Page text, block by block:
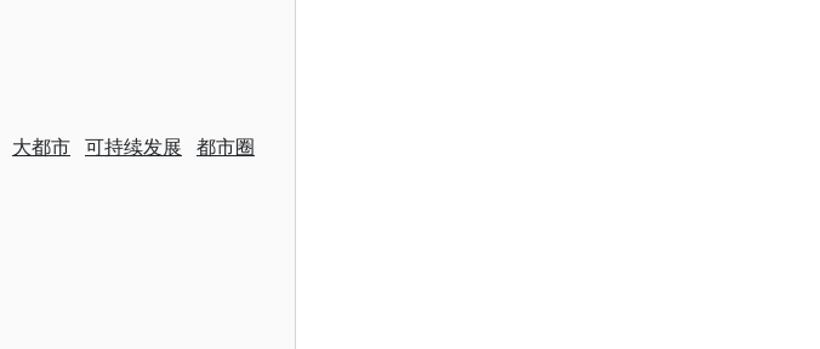
大都市 可持续发展 都市圈